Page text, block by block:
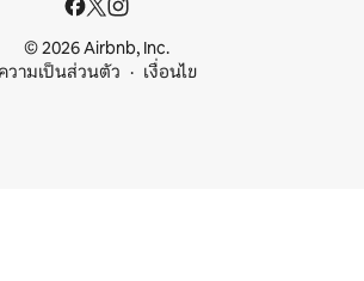
© 2026 Airbnb, Inc.
ความเป็นส่วนตัว
เงื่อนไข